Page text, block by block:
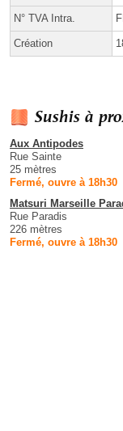
N° TVA Intra.
Création
Sushis à
Aux Antipodes
Rue Sainte
25 mètres
Fermé, ouvre à 18h30
Matsuri Marseille
Rue Paradis
226 mètres
Fermé, ouvre à 18h30